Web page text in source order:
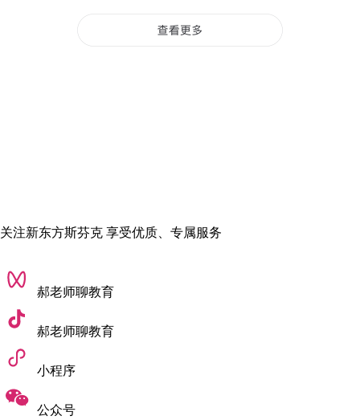
​其他国际顶级名校​
资力量强大，与业界的联系极为紧密。
关注新东方斯芬克 享受优质、专属服务
郝老师聊教育
郝老师聊教育
小程序
公众号